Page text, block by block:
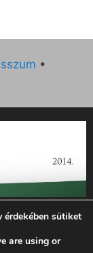
•
működésének
támogatási
támogatta az
sütiket
are using or